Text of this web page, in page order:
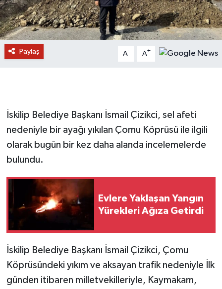
Paylaş A- A+
İskilip Belediye Başkanı İsmail Çizikci, sel afeti
nedeniyle bir ayağı yıkılan Çomu Köprüsü ile ilgili
olarak bugün bir kez daha alanda incelemelerde
bulundu.
Evlere Yaklaşan Yangın
Yürekleri Ağıza Getirdi
İskilip Belediye Başkanı İsmail Çizikci, Çomu
Köprüsündeki yıkım ve aksayan trafik nedeniyle İlk
günden itibaren milletvekilleriyle, Kaymakam,